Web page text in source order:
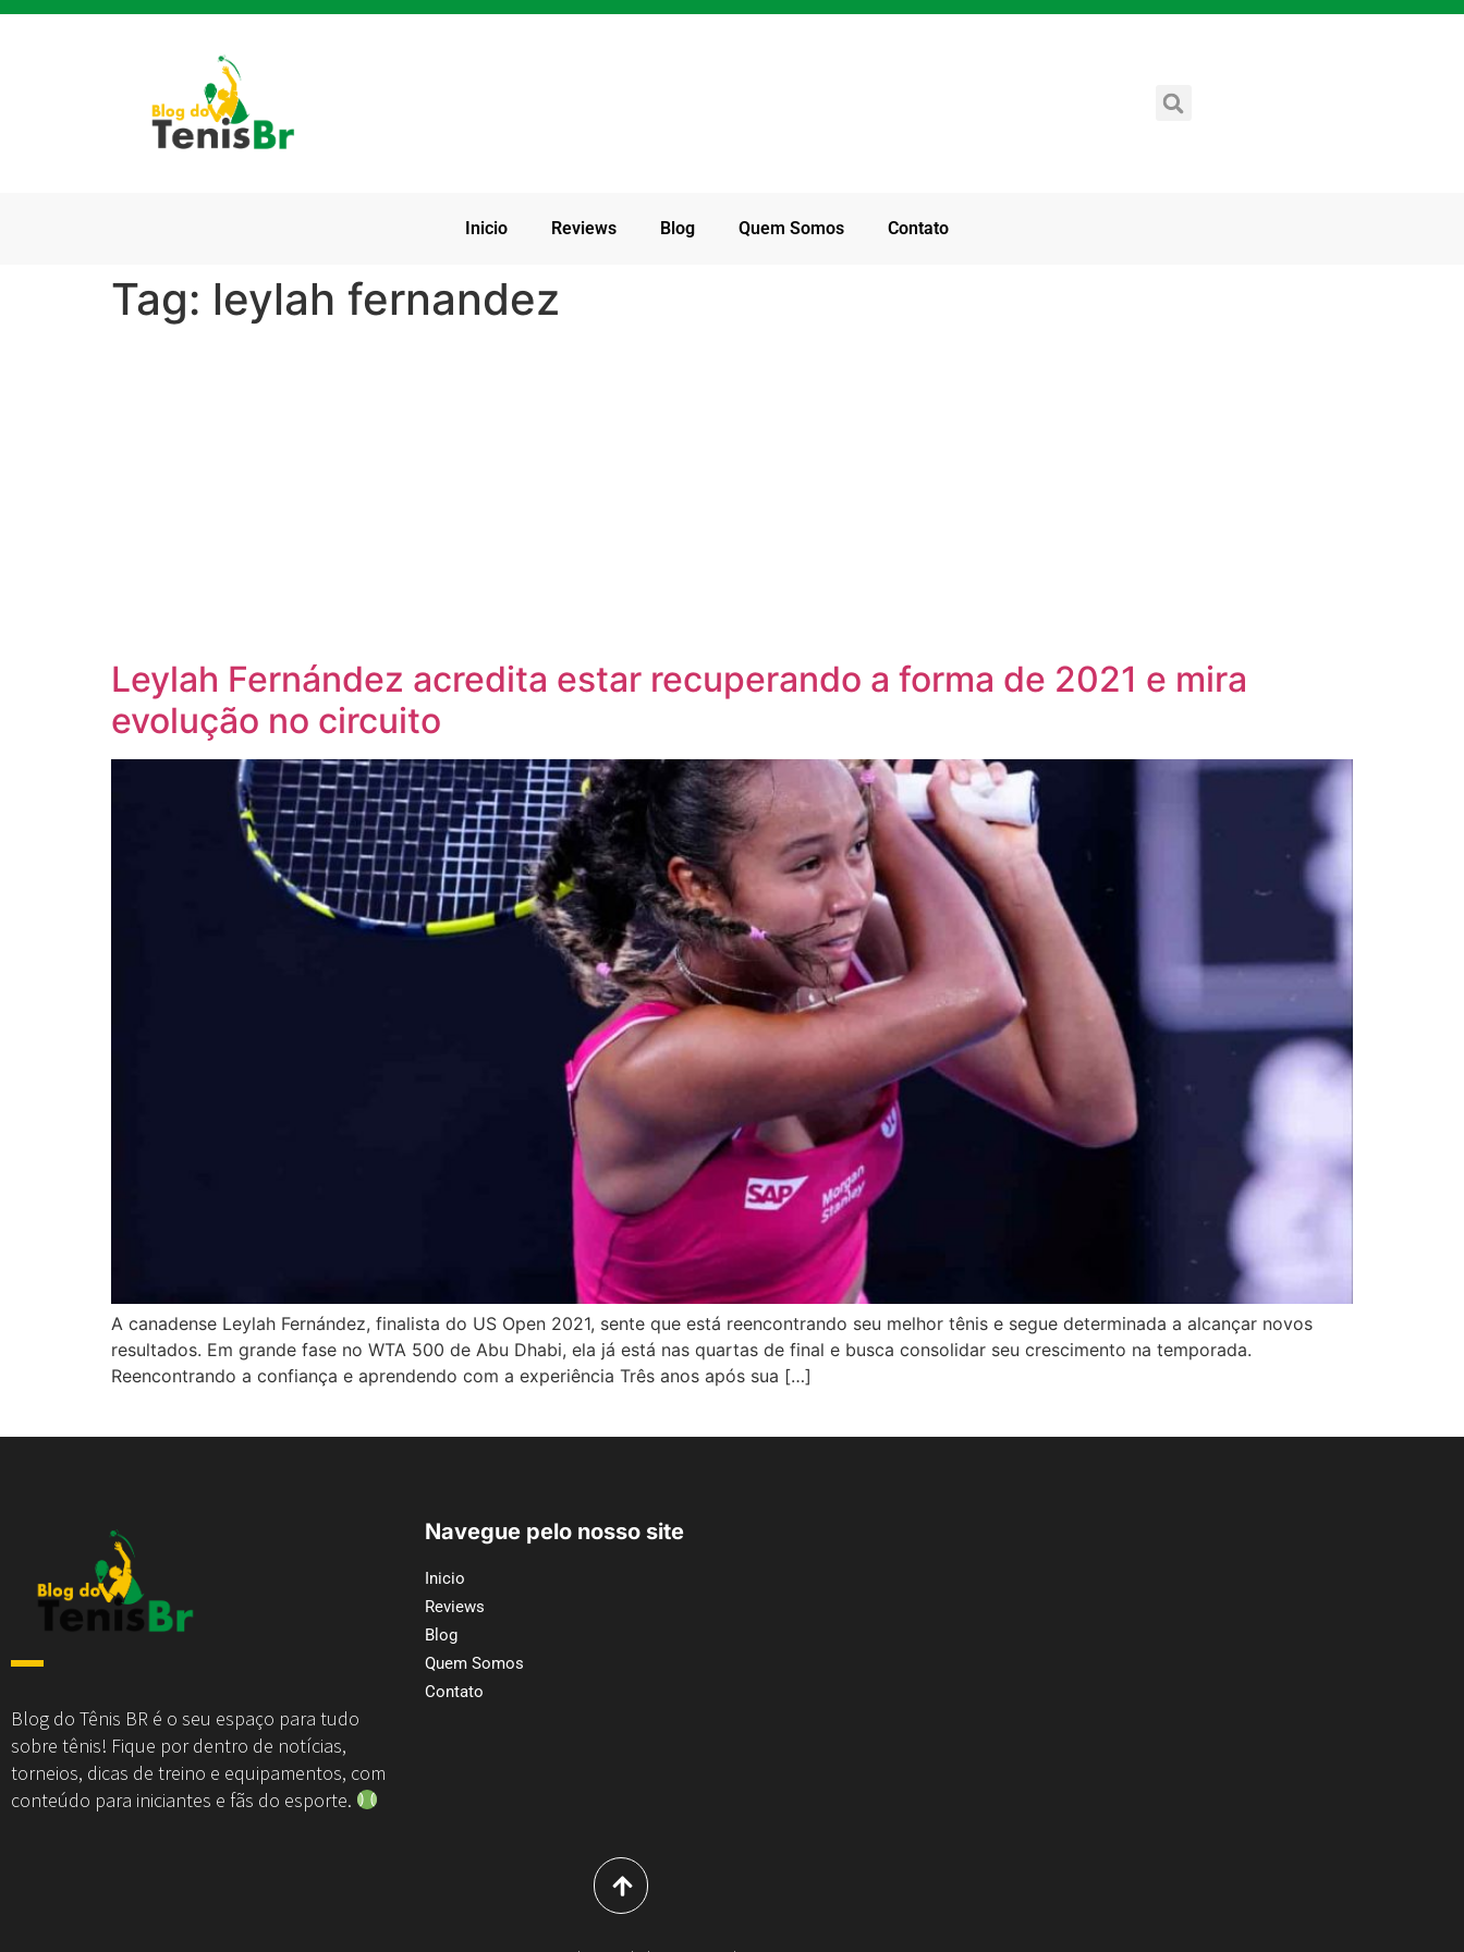
Inicio Reviews Blog Quem Somos Contato
Tag: leylah fernandez
Leylah Fernández acredita estar recuperando a forma de 2021 e mira
evolução no circuito
A canadense Leylah Fernández, finalista do US Open 2021, sente que está reencontrando seu melhor tênis e segue determinada a alcançar novos
resultados. Em grande fase no WTA 500 de Abu Dhabi, ela já está nas quartas de final e busca consolidar seu crescimento na temporada.
Reencontrando a confiança e aprendendo com a experiência Três anos após sua […]
Blog do Tênis BR é o seu espaço para tudo
sobre tênis! Fique por dentro de notícias,
torneios, dicas de treino e equipamentos, com
conteúdo para iniciantes e fãs do esporte.
Navegue pelo nosso site
Inicio
Reviews
Blog
Quem Somos
Contato